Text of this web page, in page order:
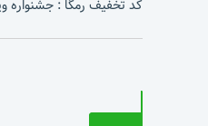
کد تخفیف رمگا : جشنواره